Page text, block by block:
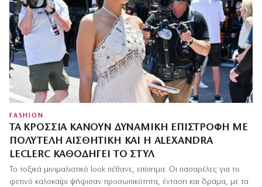
FASHION
ΤΑ ΚΡΌΣΣΙΑ ΚΆΝΟΥΝ ΔΥΝΑΜΙΚΉ ΕΠΙΣΤΡΟΦΉ ΜΕ
ΠΟΛΥΤΕΛΉ ΑΙΣΘΗΤΙΚΉ ΚΑΙ Η ALEXANDRA
LECLERC ΚΑΘΟΔΗΓΕΊ ΤΟ ΣΤΥΛ
Το τοξικά μινιμαλιστικό look πέθανε, επίσημα. Οι πασαρέλες για το
φετινό καλοκαίρι ψήφισαν προσωπικότητα, ένταση και δράμα, με τα